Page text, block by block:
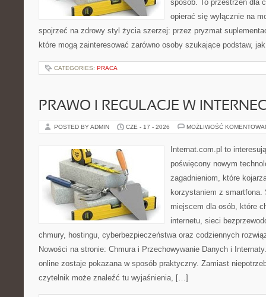
sposób. To przestrzeń dla
opierać się wyłącznie na
spojrzeć na zdrowy styl życia szerzej: przez pryzmat
które mogą zainteresować zarówno osoby szukające podstaw,
CATEGORIES: PRACA
PRAWO I REGULACJE W
POSTED BY ADMIN CZE - 17 - 2026 MOŻLIWOŚĆ
Internat.com.pl to
poświęcony nowym
zagadnieniom, które
korzystaniem z
miejscem dla osób, które
internetu, sieci
chmury, hostingu, cyberbezpieczeństwa oraz codziennych
Nowości na stronie: Chmura i Przechowywanie Danych i
online zostaje pokazana w sposób praktyczny. Zamiast
czytelnik może znaleźć tu wyjaśnienia, […]